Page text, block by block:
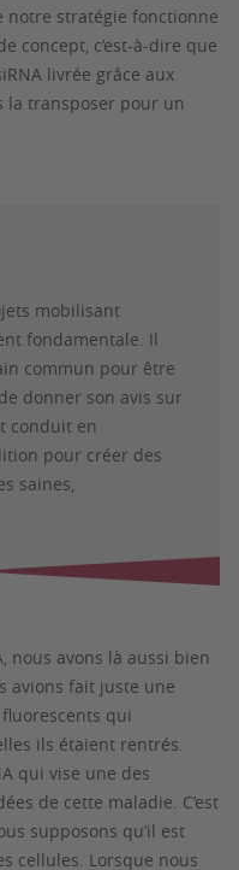
stratégie fonctionne
concept, c’est-à-dire que
livrée grâce aux
la transposer pour un
mobilisant
fondamentale. Il
commun pour être
donner son avis sur
conduit en
pour créer des
saines,
nous avons là aussi bien
avions fait juste une
qui
ils étaient rentrés.
qui vise une des
de cette maladie. C’est
supposons qu’il est
cellules. Lorsque nous